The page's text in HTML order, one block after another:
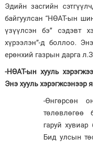
Дэлхий
Энтертайнмэнт
Зурхай
Эдийн засгийн
байгуулсан “НӨАТ-ын
үзүүлсэн бэ” сэдэвт
хүрээлэн”-д боллоо.
ерөнхий газрын дарга
-НӨАТ-ын хууль
Энэ хууль хэрэгжсэнээр
-Өнгөрсөн
төлөвлөгөө
гаруй
Бид улсын